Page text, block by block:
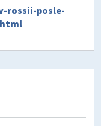
rossii-posle-